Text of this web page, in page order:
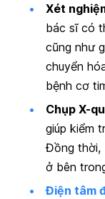
Xét
bác sĩ có
cũng như
chuyển
bệnh cơ
Chụp X-
giúp kiểm
Đồng thời,
ở bên
Điện tâm